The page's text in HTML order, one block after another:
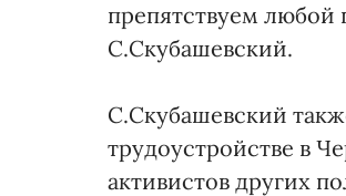
препятствуем любой
С.Скубашевский.
С.Скубашевский
трудоустройстве в
активистов других